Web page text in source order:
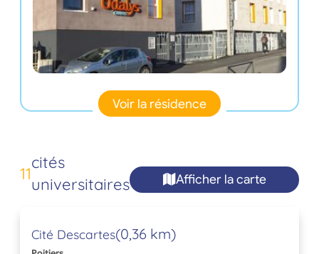
Voir la résidence
11
cités
universitaires
Afficher la carte
Cité Descartes(0,36 km)